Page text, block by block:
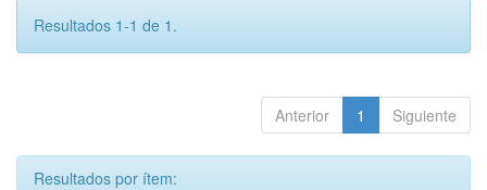
Resultados 1-1 de 1.
Anterior 1 Siguiente
Resultados por ítem: